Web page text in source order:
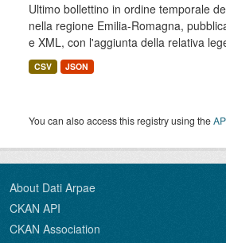
Ultimo bollettino in ordine temporale
nella regione Emilia-Romagna,
e XML, con l'aggiunta della relativa
CSV JSON
You can also access this registry using the
About Dati Arpae
CKAN API
CKAN Association